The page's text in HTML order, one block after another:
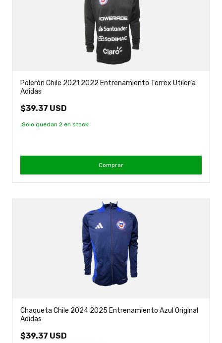
Polerón Chile 2021 2022 Entrenamiento Terrex Utilería
Adidas
$39.37 USD
¡Solo quedan 2 en stock!
Comprar
Chaqueta Chile 2024 2025 Entrenamiento Azul Original
Adidas
$39.37 USD